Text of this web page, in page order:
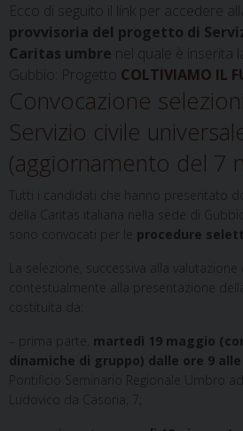
Ecco di seguito il link per accedere
provvisoria del progetto di
Caritas umbre nel quale è inserita
Gubbio: Progetto COLTIVIAMO IL
Convocazione
Servizio civile
(aggiornamento del 7
Tutti i candidati che hanno presentato
della Caritas italiana nella sede di
sono convocati per le procedure
La selezione, successiva alla
contestualmente alla presentazione
costituita da:
– prima parte, martedì 19 maggio
dinamiche di gruppo) dalle ore 9
Pontificio Seminario Regionale Umbro ad
Ludovico da Casoria, 7;